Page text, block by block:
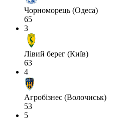
Чорноморець (Одеса)
65
3
Лівий берег (Київ)
63
4
Агробізнес (Волочиськ)
53
5